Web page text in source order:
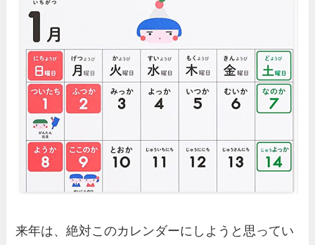
来年は、絶対このカレンダーにしようと思ってい